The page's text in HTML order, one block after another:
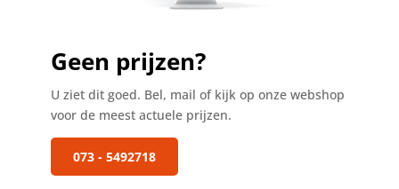
Geen prijzen?
U ziet dit goed. Bel, mail of kijk op onze webshop
voor de meest actuele prijzen.
073 - 5492718